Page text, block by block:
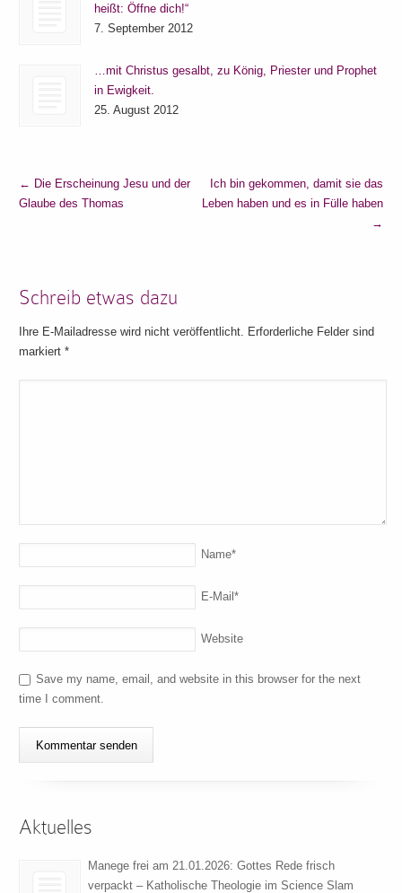
heißt: Öffne dich!“
7. September 2012
…mit Christus gesalbt, zu König, Priester und Prophet
in Ewigkeit.
25. August 2012
← Die Erscheinung Jesu und der
Glaube des Thomas
Ich bin gekommen, damit sie das
Leben haben und es in Fülle haben
→
Schreib etwas dazu
Ihre E-Mailadresse wird nicht veröffentlicht. Erforderliche Felder sind
markiert*
Name*
E-Mail*
Website
Save my name, email, and website in this browser for the next
time I comment.
Aktuelles
Manege frei am 21.01.2026: Gottes Rede frisch
verpackt – Katholische Theologie im Science Slam